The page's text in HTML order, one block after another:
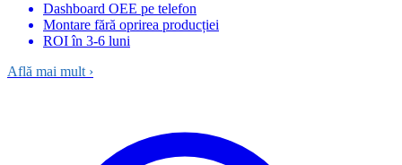
Dashboard OEE pe telefon
Montare fără oprirea producției
ROI în 3-6 luni
Află mai mult ›